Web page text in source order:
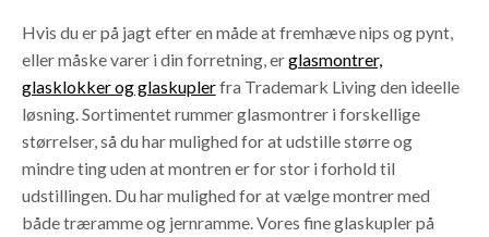
Hvis du er på jagt efter en måde at fremhæve nips og pynt,
eller måske varer i din forretning, erglasmontrer,
glasklokker og glaskuplerfra Trademark Living den ideelle
løsning. Sortimentet rummer glasmontrer i forskellige
størrelser, så du har mulighed for at udstille større og
mindre ting uden at montren er for stor i forhold til
udstillingen. Du har mulighed for at vælge montrer med
både træramme og jernramme. Vores fine glaskupler på